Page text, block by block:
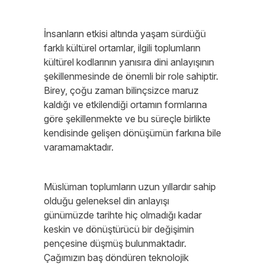
İnsanların etkisi altında yaşam sürdüğü
farklı kültürel ortamlar, ilgili toplumların
kültürel kodlarının yanısıra dini anlayışının
şekillenmesinde de önemli bir role sahiptir.
Birey, çoğu zaman bilinçsizce maruz
kaldığı ve etkilendiği ortamın formlarına
göre şekillenmekte ve bu süreçle birlikte
kendisinde gelişen dönüşümün farkına bile
varamamaktadır.
Müslüman toplumların uzun yıllardır sahip
olduğu geleneksel din anlayışı
günümüzde tarihte hiç olmadığı kadar
keskin ve dönüştürücü bir değişimin
pençesine düşmüş bulunmaktadır.
Çağımızın baş döndüren teknolojik